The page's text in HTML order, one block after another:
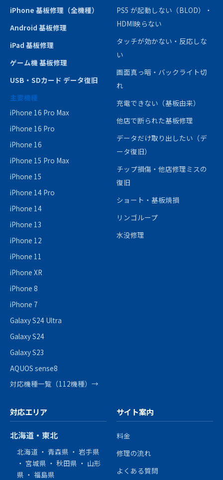
iPhone 基板修理（全機種）
Android 基板修理
iPad 基板修理
ゲーム機 基板修理
USB・SDカード データ復旧
主要機種
iPhone 16 Pro Max
iPhone 16 Pro
iPhone 16
iPhone 15 Pro Max
iPhone 15
iPhone 14 Pro
iPhone 14
iPhone 13
iPhone 12
iPhone 11
iPhone XR
iPhone 8
iPhone 7
Galaxy S24 Ultra
Galaxy S24
Galaxy S23
AQUOS sense8
対応機種一覧（112機種）→
PS5 が起動しない（BLOD）・
HDMI映らない
タッチが効かない・反応しな
い
画面真っ暗・バックライト切
れ
充電できない（基板由来）
他店で断られた基板修理
データだけ取り出したい（デ
ータ復旧）
チップ損傷・他店修理ミスの
復旧
ショート・基板焼損
リンゴループ
水没修理
対応エリア
北海道・東北
北海道 ・ 青森県 ・ 岩手県
・ 宮城県 ・ 秋田県 ・ 山形
県 ・ 福島県
サイト案内
料金
修理の流れ
よくある質問